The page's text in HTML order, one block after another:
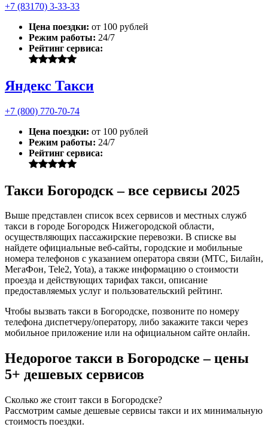
+7 (83170) 3-33-33
Цена поездки: от 100 рублей
Режим работы: 24/7
Рейтинг сервиса:
Яндекс Такси
+7 (800) 770-70-74
Цена поездки: от 100 рублей
Режим работы: 24/7
Рейтинг сервиса:
Такси Богородск – все сервисы 2025
Выше представлен список всех сервисов и местных служб
такси в городе Богородск Нижегородской области,
осуществляющих пассажирские перевозки. В списке вы
найдете официальные веб-сайты, городские и мобильные
номера телефонов с указанием оператора связи (МТС, Билайн,
МегаФон, Tele2, Yota), а также информацию о стоимости
проезда и действующих тарифах такси, описание
предоставляемых услуг и пользовательский рейтинг.
Чтобы вызвать такси в Богородске, позвоните по номеру
телефона диспетчеру/оператору, либо закажите такси через
мобильное приложение или на официальном сайте онлайн.
Недорогое такси в Богородске – цены
5+ дешевых сервисов
Сколько же стоит такси в Богородске?
Рассмотрим самые дешевые сервисы такси и их минимальную
стоимость поездки.